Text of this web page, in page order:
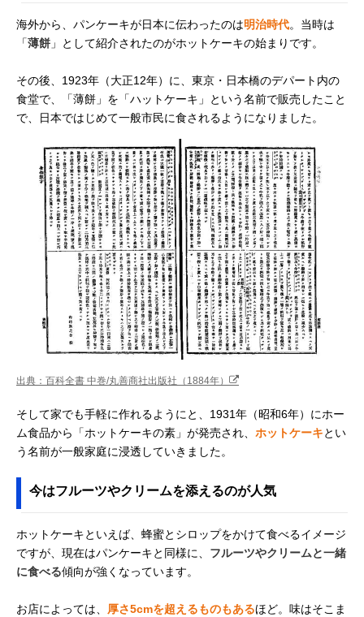
海外から、パンケーキが日本に伝わったのは明治時代。当時は
「薄餅 」として紹介されたのがホットケーキの始まりです。
その後、1923年（大正12年）に、東京・日本橋のデパート内の
食堂で、「薄餅」を「ハットケーキ」という名前で販売したこと
で、日本ではじめて一般市民に食されるようになりました。
出典：百科全書 中巻/丸善商社出版社（1884年）
そして家でも手軽に作れるようにと、1931年（昭和6年）にホー
ム食品から「ホットケーキの素」が発売され、 ホットケーキとい
う名前が一般家庭に浸透していきました。
今はフルーツやクリームを添えるのが人気
ホットケーキといえば、蜂蜜とシロップをかけて食べるイメージ
ですが、現在はパンケーキと同様に、 フルーツやクリームと一緒
に食べる傾向が強くなっています。
お店によっては、 厚さ5cmを超えるものもあるほど。味はそこま